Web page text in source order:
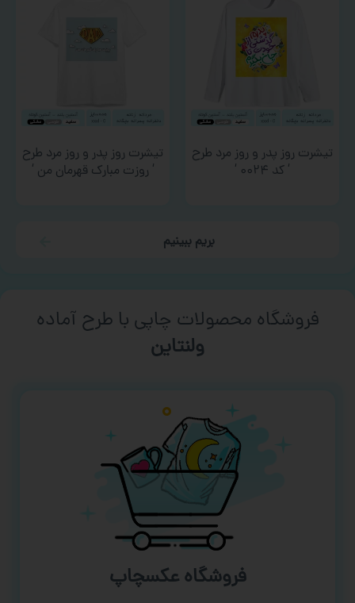
تیشرت روز پدر و روز مرد طرح
‘ کد ۰۰۲۴ ‘
تیشرت روز پدر و روز مرد طرح
‘ روزت مبارک قهرمان من ‘
بریم ببینیم
فروشگاه محصولات چاپی با طرح آماده
ورزشی
فروشگاه عکسچاپ